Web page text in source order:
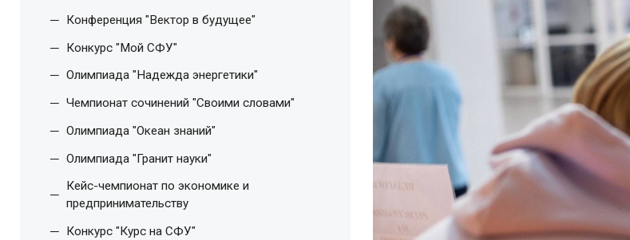
Конференция "Вектор в будущее"
Конкурс "Мой СФУ"
Олимпиада "Надежда энергетики"
Чемпионат сочинений "Своими словами"
Олимпиада "Океан знаний"
Олимпиада "Гранит науки"
Кейс-чемпионат по экономике и
предпринимательству
Конкурс "Курс на СФУ"